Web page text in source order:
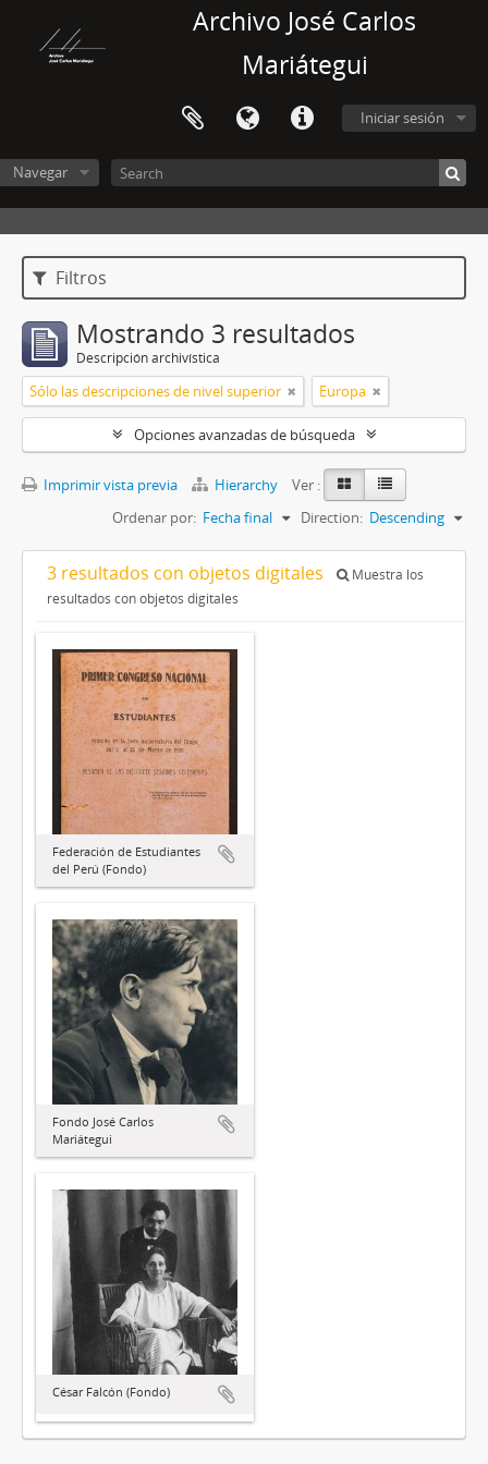
Archivo José Carlos
Mariátegui
Iniciar sesión
Navegar
Filtros
Mostrando 3 resultados
Descripción archivística
Sólo las descripciones de nivel superior Europa
Opciones avanzadas de búsqueda
Imprimir vista previa Hierarchy
Ver :
Ordenar por: Fecha final Direction: Descending
3 resultados con objetos digitales
Muestra los
resultados con objetos digitales
Federación de Estudiantes
del Perú (Fondo)
Fondo José Carlos
Mariátegui
César Falcón (Fondo)